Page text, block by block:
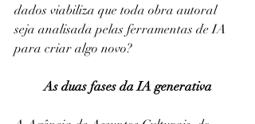
dados viabiliza que toda obra autoral
seja analisada pelas ferramentas de IA
para criar algo novo?
As duas fases da IA generativa